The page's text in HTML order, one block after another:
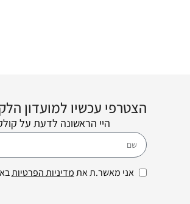
הצטרפי עכשיו למועדון הלקוחות שלנו וקבלי
היי הראשונה לדעת על
אני מאשר.ת אתמדיניות הפרטיות